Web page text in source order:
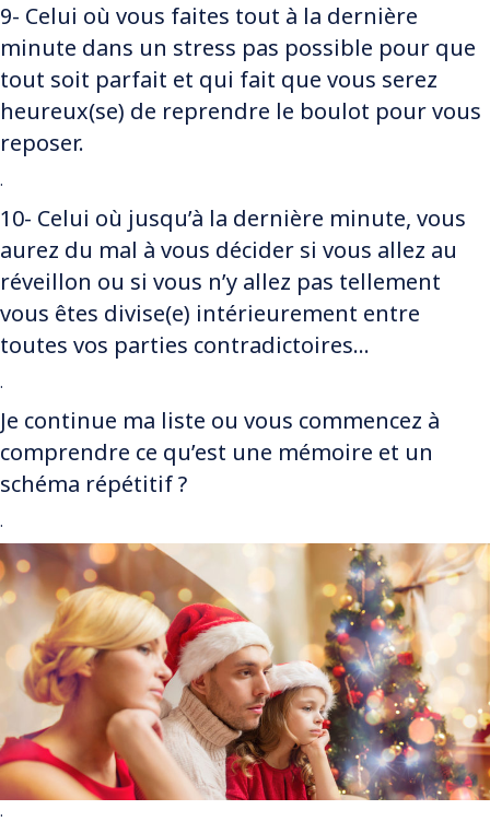
9- Celui où vous faites tout à la dernière
minute dans un stress pas possible pour que
tout soit parfait et qui fait que vous serez
heureux(se) de reprendre le boulot pour vous
reposer.
.
10- Celui où jusqu’à la dernière minute, vous
aurez du mal à vous décider si vous allez au
réveillon ou si vous n’y allez pas tellement
vous êtes divise(e) intérieurement entre
toutes vos parties contradictoires…
.
Je continue ma liste ou vous commencez à
comprendre ce qu’est une mémoire et un
schéma répétitif ?
.
.